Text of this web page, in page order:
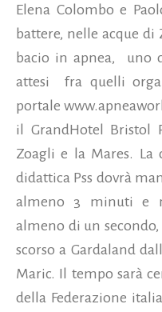
Elena Colombo e
battere, nelle acque
bacio in apnea, uno
attesi fra quelli
portale
il GrandHotel Bristol
Zoagli e la Mares.
didattica Pss dovrà
almeno 3 minuti e
almeno di un
scorso a Gardaland
Maric. Il tempo sarà
della Federazione